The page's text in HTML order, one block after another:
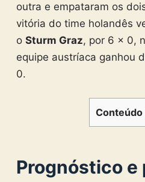
outra e empataram os
vitória do time holandês
o Sturm Graz, por 6 x 0,
equipe austríaca ganhou
0.
Conteúdo
Prognóstico e